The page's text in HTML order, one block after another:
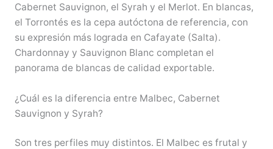
Cabernet Sauvignon, el Syrah y el Merlot. En blancas,
el Torrontés es la cepa autóctona de referencia, con
su expresión más lograda en Cafayate (Salta).
Chardonnay y Sauvignon Blanc completan el
panorama de blancas de calidad exportable.
¿Cuál es la diferencia entre Malbec, Cabernet
Sauvignon y Syrah?
Son tres perfiles muy distintos. El Malbec es frutal y